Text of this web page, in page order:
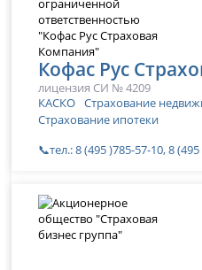
Кофас Рус
лицензия СИ № 4209
КАСКО Страхование
Страхование ипотеки
📞тел.: 8 (495 )785-57-10, 8